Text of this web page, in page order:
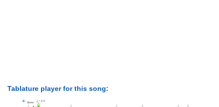
Tablature player for this song: